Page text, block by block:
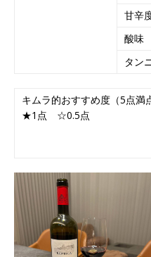
甘辛
酸味
タン
キムラ的おすすめ度（5点満
★1点 ☆0.5点